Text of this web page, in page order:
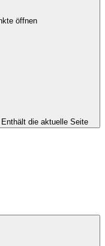
öffnen
Enthält die aktuelle Seite